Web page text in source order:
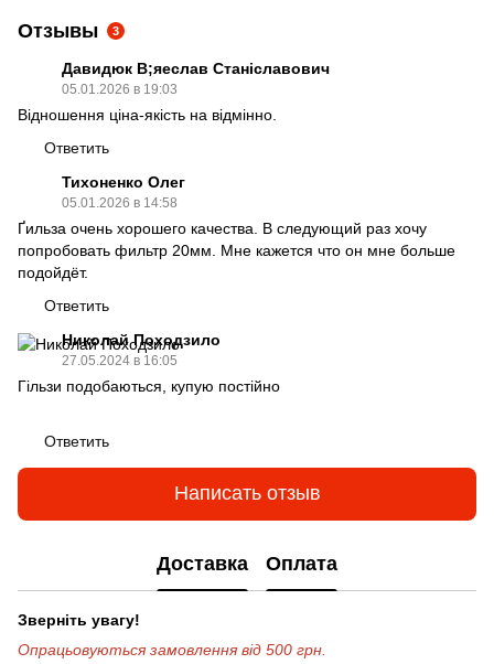
Отзывы 3
Давидюк В;яеслав Станіславович
05.01.2026 в 19:03
Відношення ціна-якість на відмінно.
Ответить
Тихоненко Олег
05.01.2026 в 14:58
Ґильза очень хорошего качества. В следующий раз хочу
попробовать фильтр 20мм. Мне кажется что он мне больше
подойдёт.
Ответить
Николай Походзило
27.05.2024 в 16:05
Гільзи подобаються, купую постійно
Ответить
Написать отзыв
Доставка Оплата
Зверніть увагу!
Опрацьовуються замовлення від 500 грн.